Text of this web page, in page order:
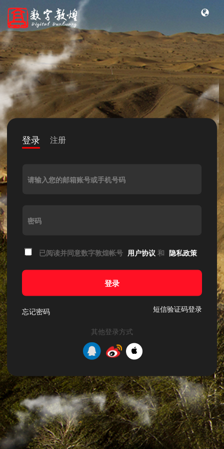
登录 注册
请输入您的邮箱账号或手机号码
密码
已阅读并同意数字敦煌帐号 用户协议 和 隐私政策
登录
忘记密码 短信验证码登录
其他登录方式